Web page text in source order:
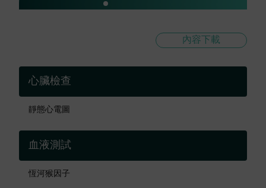
內容下載
心臟檢查
靜態心電圖
血液測試
恆河猴因子